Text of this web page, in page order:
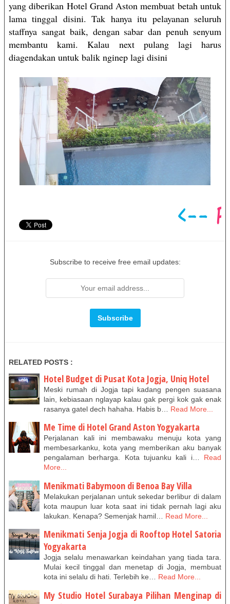
yang diberikan Hotel Grand Aston membuat betah untuk
lama tinggal disini. Tak hanya itu pelayanan seluruh
staffnya sangat baik, dengan sabar dan penuh senyum
membantu kami. Kalau next pulang lagi harus
diagendakan untuk balik nginep lagi disini
Subscribe to receive free email updates:
RELATED POSTS :
Hotel Budget di Pusat Kota Jogja, Uniq Hotel
Meski rumah di Jogja tapi kadang pengen suasana
lain, kebiasaan nglayap kalau gak pergi kok gak enak
rasanya gatel dech hahaha. Habis b…
Read More...
Me Time di Hotel Grand Aston Yogyakarta
Perjalanan kali ini membawaku menuju kota yang
membesarkanku, kota yang memberikan aku banyak
pengalaman berharga. Kota tujuanku kali i…
Read
More...
Menikmati Babymoon di Benoa Bay Villa
Melakukan perjalanan untuk sekedar berlibur di dalam
kota maupun luar kota saat ini tidak pernah lagi aku
lakukan. Kenapa? Semenjak hamil…
Read More...
Menikmati Senja Jogja di Rooftop Hotel Satoria
Yogyakarta
Jogja selalu menawarkan keindahan yang tiada tara.
Mulai kecil tinggal dan menetap di Jogja, membuat
kota ini selalu di hati. Terlebih ke… Read More...
My Studio Hotel Surabaya Pilihan Menginap di